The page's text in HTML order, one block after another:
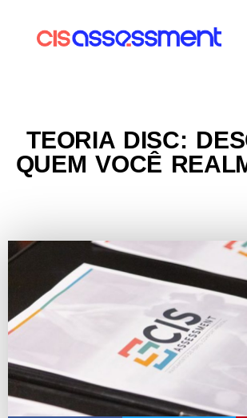
TEORIA DISC:
QUEM VOCÊ